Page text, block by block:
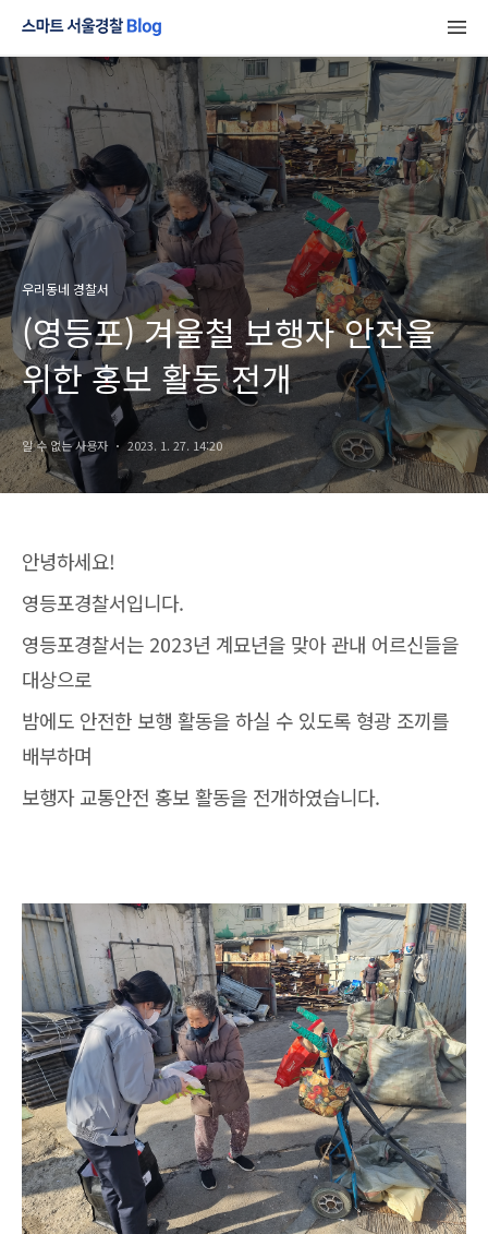
우리동네 경찰서
(영등포) 겨울철 보행자 안전을
위한 홍보 활동 전개
알 수 없는 사용자 2023. 1. 27. 14:20
안녕하세요!
영등포경찰서입니다.
영등포경찰서는 2023년 계묘년을 맞아 관내 어르신들을
대상으로
밤에도 안전한 보행 활동을 하실 수 있도록 형광 조끼를
배부하며
보행자 교통안전 홍보 활동을 전개하였습니다.